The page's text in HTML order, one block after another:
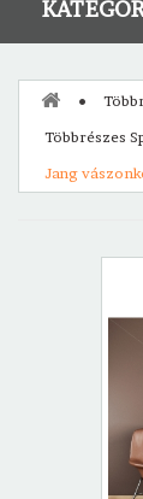
Többrészes
Jang